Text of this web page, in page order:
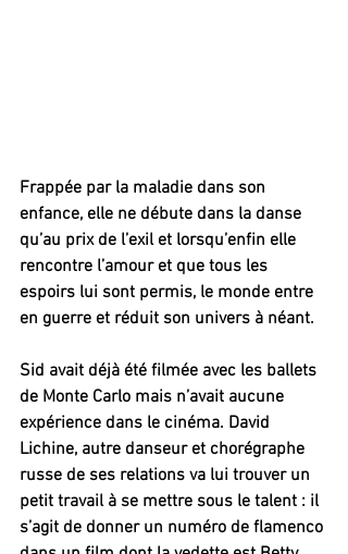
Frappée par la maladie dans son
enfance, elle ne débute dans la danse
qu’au prix de l’exil et lorsqu’enfin elle
rencontre l’amour et que tous les
espoirs lui sont permis, le monde entre
en guerre et réduit son univers à néant.
Sid avait déjà été filmée avec les ballets
de Monte Carlo mais n’avait aucune
expérience dans le cinéma. David
Lichine, autre danseur et chorégraphe
russe de ses relations va lui trouver un
petit travail à se mettre sous le talent : il
s’agit de donner un numéro de flamenco